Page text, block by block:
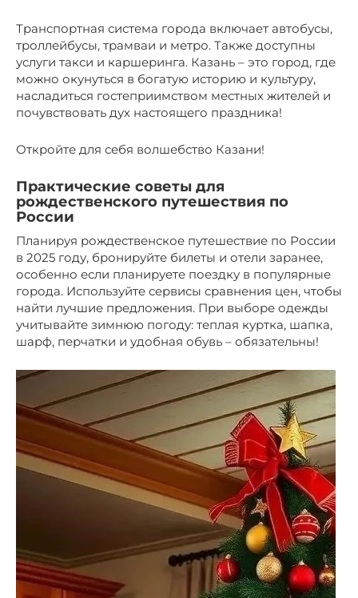
Транспортная система города включает автобусы,
троллейбусы, трамваи и метро. Также доступны
услуги такси и каршеринга. Казань – это город, где
можно окунуться в богатую историю и культуру,
насладиться гостеприимством местных жителей и
почувствовать дух настоящего праздника!
Откройте для себя волшебство Казани!
Практические советы для
рождественского путешествия по
России
Планируя рождественское путешествие по России
в 2025 году, бронируйте билеты и отели заранее,
особенно если планируете поездку в популярные
города. Используйте сервисы сравнения цен, чтобы
найти лучшие предложения. При выборе одежды
учитывайте зимнюю погоду: теплая куртка, шапка,
шарф, перчатки и удобная обувь – обязательны!